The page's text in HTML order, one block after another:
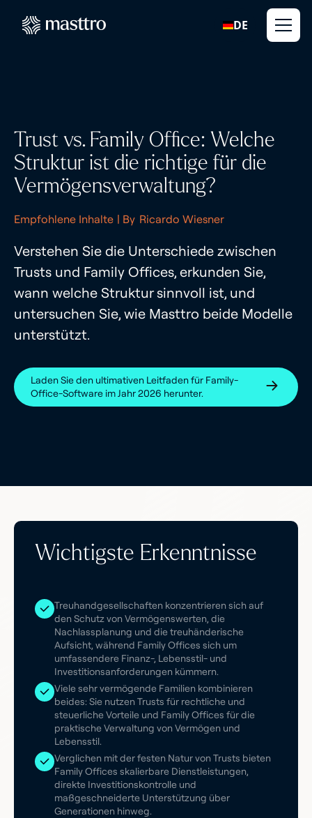
DE
Trust vs. Family Office: Welche
Struktur ist die richtige für die
Vermögensverwaltung?
Empfohlene Inhalte | By Ricardo Wiesner
Verstehen Sie die Unterschiede zwischen
Trusts und Family Offices, erkunden Sie,
wann welche Struktur sinnvoll ist, und
untersuchen Sie, wie Masttro beide Modelle
unterstützt.
Laden Sie den ultimativen Leitfaden für Family-
Office-Software im Jahr 2026 herunter.
Wichtigste Erkenntnisse
Treuhandgesellschaften konzentrieren sich auf
den Schutz von Vermögenswerten, die
Nachlassplanung und die treuhänderische
Aufsicht, während Family Offices sich um
umfassendere Finanz-, Lebensstil- und
Investitionsanforderungen kümmern.
Viele sehr vermögende Familien kombinieren
beides: Sie nutzen Trusts für rechtliche und
steuerliche Vorteile und Family Offices für die
praktische Verwaltung von Vermögen und
Lebensstil.
Verglichen mit der festen Natur von Trusts bieten
Family Offices skalierbare Dienstleistungen,
direkte Investitionskontrolle und
maßgeschneiderte Unterstützung über
Generationen hinweg.